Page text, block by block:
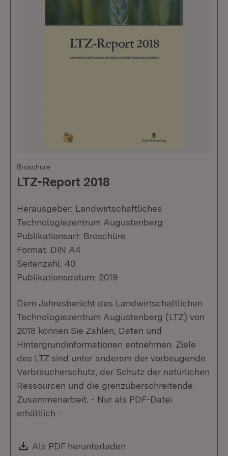
Broschüre
LTZ-Report 2018
Herausgeber: Landwirtschaftliches
Technologiezentrum Augustenberg
Publikationsart: Broschüre
Format: DIN A4
Seitenzahl: 40
Publikationsdatum: 2019
Dem Jahresbericht des Landwirtschaftlichen
Technologiezentrum Augustenberg (LTZ) von
2018 können Sie Zahlen, Daten und
Hintergrundinformationen entnehmen. Ziele
des LTZ sind unter anderem der vorbeugende
Verbraucherschutz, der Schutz der natürlichen
Ressourcen und die grenzüberschreitende
Zusammenarbeit. - Nur als PDF-Datei
erhältlich -
Download:
Als PDF herunterladen